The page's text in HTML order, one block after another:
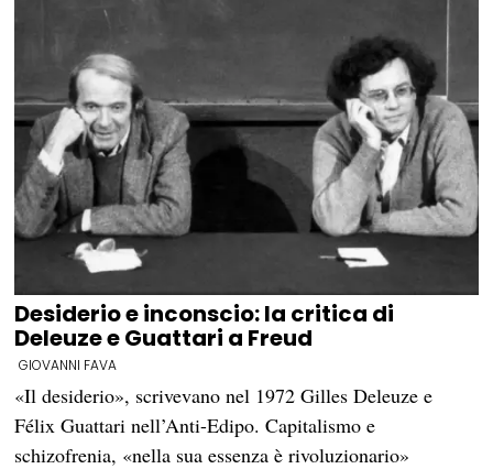
Desiderio e inconscio: la critica di
Deleuze e Guattari a Freud
GIOVANNI FAVA
«Il desiderio», scrivevano nel 1972 Gilles Deleuze e
Félix Guattari nell’Anti-Edipo. Capitalismo e
schizofrenia, «nella sua essenza è rivoluzionario»